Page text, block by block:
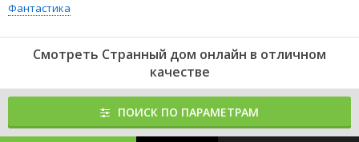
Фантастика
Смотреть Странный дом онлайн в отличном
качестве
ПОИСК ПО ПАРАМЕТРАМ